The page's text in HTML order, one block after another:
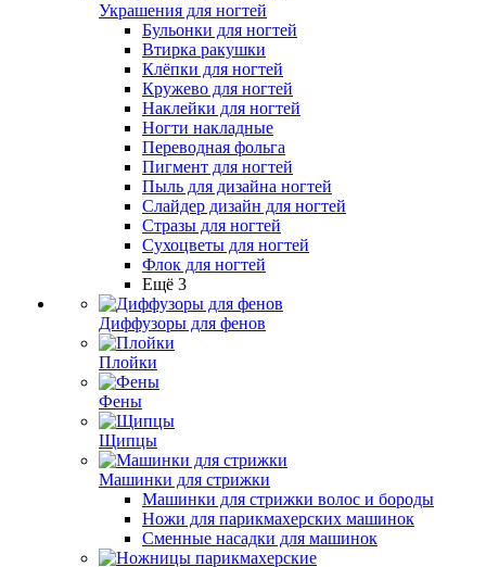
Украшения для ногтей
Бульонки для ногтей
Втирка ракушки
Клёпки для ногтей
Кружево для ногтей
Наклейки для ногтей
Ногти накладные
Переводная фольга
Пигмент для ногтей
Пыль для дизайна ногтей
Слайдер дизайн для ногтей
Стразы для ногтей
Сухоцветы для ногтей
Флок для ногтей
Ещё 3
Диффузоры для фенов
Плойки
Фены
Щипцы
Машинки для стрижки
Машинки для стрижки волос и бороды
Ножи для парикмахерских машинок
Сменные насадки для машинок